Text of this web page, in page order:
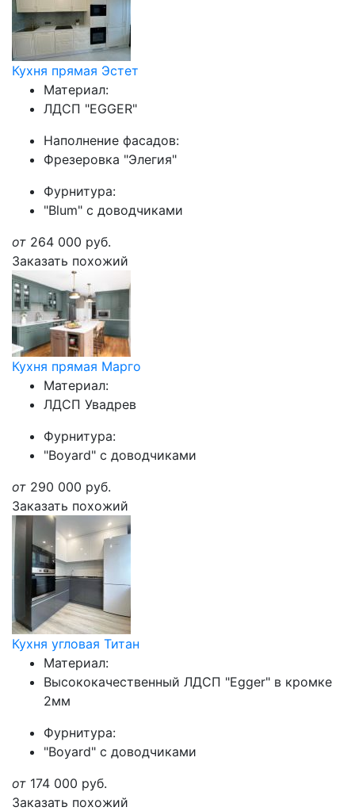
Кухня прямая Эстет
Материал:
ЛДСП "EGGER"
Наполнение фасадов:
Фрезеровка "Элегия"
Фурнитура:
"Blum" с доводчиками
от 264 000 руб.
Заказать похожий
Кухня прямая Марго
Материал:
ЛДСП Увадрев
Фурнитура:
"Boyard" с доводчиками
от 290 000 руб.
Заказать похожий
Кухня угловая Титан
Материал:
Высококачественный ЛДСП "Egger" в кромке
2мм
Фурнитура:
"Boyard" с доводчиками
от 174 000 руб.
Заказать похожий